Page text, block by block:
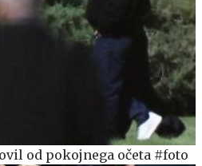
od pokojnega očeta #foto